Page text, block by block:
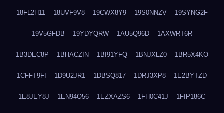
18FL2H11 18UVF9V8 19CWX8Y9 19S0NNZV 19SYNG2F
19V5GFDB 19YDYQRW 1AU5Q96D 1AXWRT6R
1B3DEC8P 1BHACZIN 1BI91YFQ 1BNJXLZ0 1BR5X4KO
1CFFT9FI 1D9U2JR1 1DBSQ817 1DRJ3XP8 1E2BYTZD
1E8JEY8J 1EN94O56 1EZXAZS6 1FH0C41J 1FIP186C